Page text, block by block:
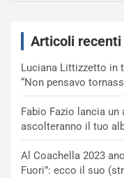
Articoli recenti
Luciana Littizzetto in
“Non pensavo
Fabio Fazio lancia un
ascolteranno il tuo
Al Coachella 2023
Fuori”: ecco il suo